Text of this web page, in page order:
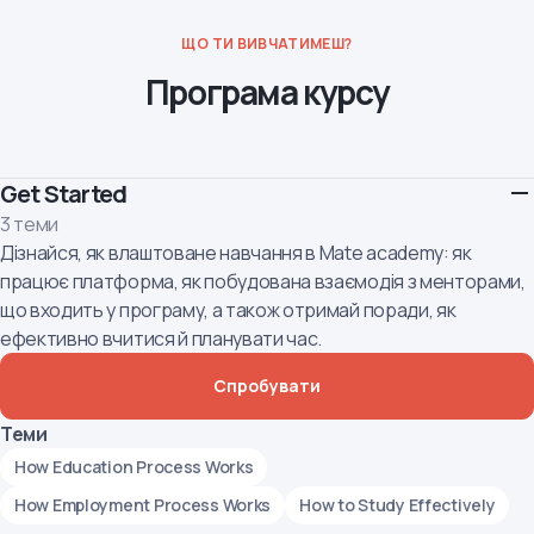
ЩО ТИ ВИВЧАТИМЕШ?
Програма курсу
Get Started
3 теми
Дізнайся, як влаштоване навчання в Mate academy: як
працює платформа, як побудована взаємодія з менторами,
що входить у програму, а також отримай поради, як
ефективно вчитися й планувати час.
Спробувати
Теми
How Education Process Works
How Employment Process Works
How to Study Effectively